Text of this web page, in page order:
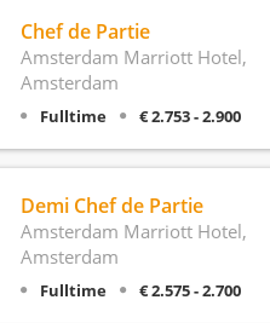
Chef de Partie
Amsterdam Marriott Hotel,
Amsterdam
Fulltime € 2.753 - 2.900
Demi Chef de Partie
Amsterdam Marriott Hotel,
Amsterdam
Fulltime € 2.575 - 2.700